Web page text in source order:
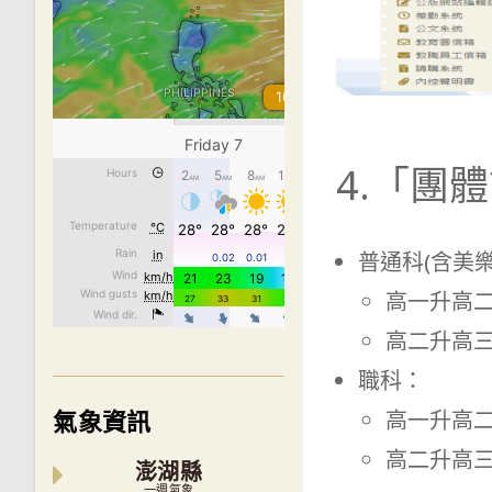
4.「團
普通科(含美
高一升高
高二升高
職科：
高一升高
高二升高
氣象資訊
澎湖縣